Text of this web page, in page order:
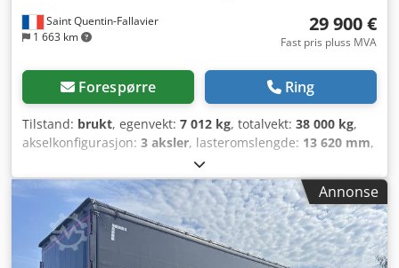
Saint Quentin-Fallavier
1 663 km
29 900 €
Fast pris pluss MVA
Forespørre Ring
Tilstand: brukt, egenvekt: 7 012 kg, totalvekt: 38 000 kg,
akselkonfigurasjon: 3 aksler, lasteromslengde: 13 620 mm,
, lasteromshøyde:
lasteromsvolum:93 m³, fjæring:luft, dekkstørrelse:385/65
, farge:rød, Byggeår: 2025, girtype:mekanisk, Utstyr:
ABS, bakløfter,
Annonse